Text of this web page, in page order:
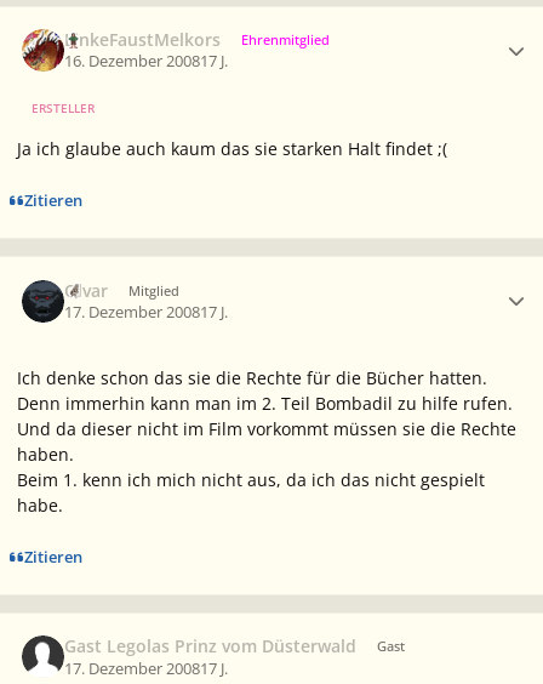
LinkeFaustMelkors Ehrenmitglied
16. Dezember 200817 J.
ERSTELLER
Ja ich glaube auch kaum das sie starken Halt findet ;(
Zitieren
Olvar Mitglied
17. Dezember 200817 J.
Ich denke schon das sie die Rechte für die Bücher hatten.
Denn immerhin kann man im 2. Teil Bombadil zu hilfe rufen.
Und da dieser nicht im Film vorkommt müssen sie die Rechte
haben.
Beim 1. kenn ich mich nicht aus, da ich das nicht gespielt
habe.
Zitieren
Gast Legolas Prinz vom Düsterwald Gast
17. Dezember 200817 J.